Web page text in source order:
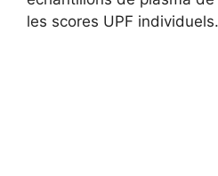
les scores UPF individuels.